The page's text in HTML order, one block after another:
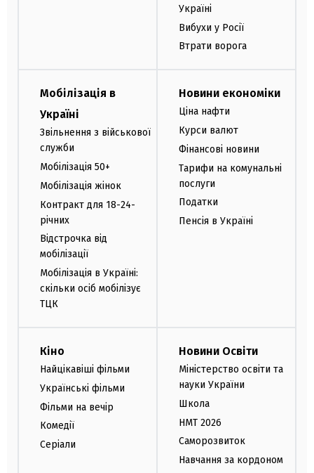
Україні
Вибухи у Росії
Втрати ворога
Мобілізація в
Україні
Звільнення з військової
служби
Мобілізація 50+
Мобілізація жінок
Контракт для 18-24-
річних
Відстрочка від
мобілізації
Мобілізація в Україні:
скільки осіб мобілізує
ТЦК
Новини економіки
Ціна нафти
Курси валют
Фінансові новини
Тарифи на комунальні
послуги
Податки
Пенсія в Україні
Кіно
Найцікавіші фільми
Українські фільми
Фільми на вечір
Комедії
Серіали
Новини Освіти
Міністерство освіти та
науки України
Школа
НМТ 2026
Саморозвиток
Навчання за кордоном